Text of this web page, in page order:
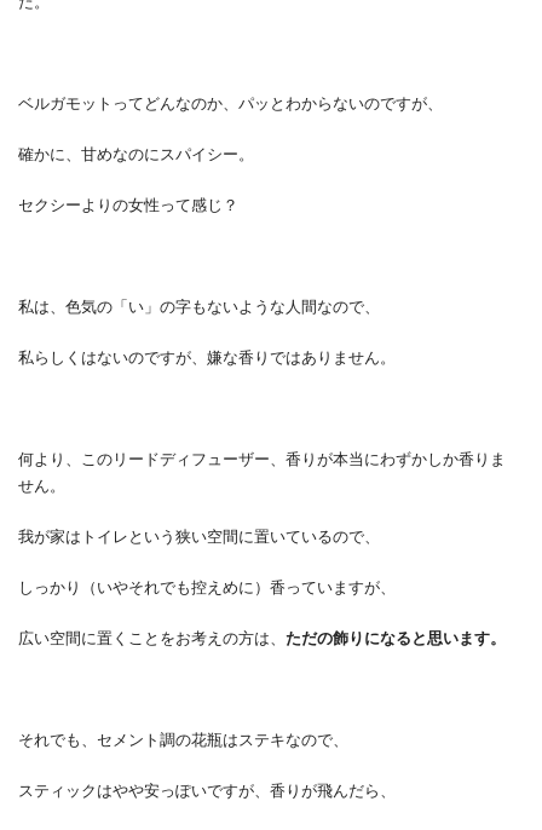
ベルガモットってどんなのか、パッとわからないのですが、
確かに、甘めなのにスパイシー。
セクシーよりの女性って感じ？
私は、色気の「い」の字もないような人間なので、
私らしくはないのですが、嫌な香りではありません。
何より、このリードディフューザー、香りが本当にわずかしか香りま
せん。
我が家はトイレという狭い空間に置いているので、
しっかり（いやそれでも控えめに）香っていますが、
広い空間に置くことをお考えの方は、 ただの飾りになると思います。
それでも、セメント調の花瓶はステキなので、
スティックはやや安っぽいですが、香りが飛んだら、